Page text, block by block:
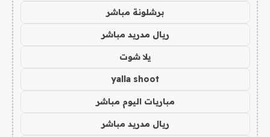
برشلونة مباشر
ريال مدريد مباشر
يلا شوت
yalla shoot
مباريات اليوم مباشر
ريال مدريد مباشر